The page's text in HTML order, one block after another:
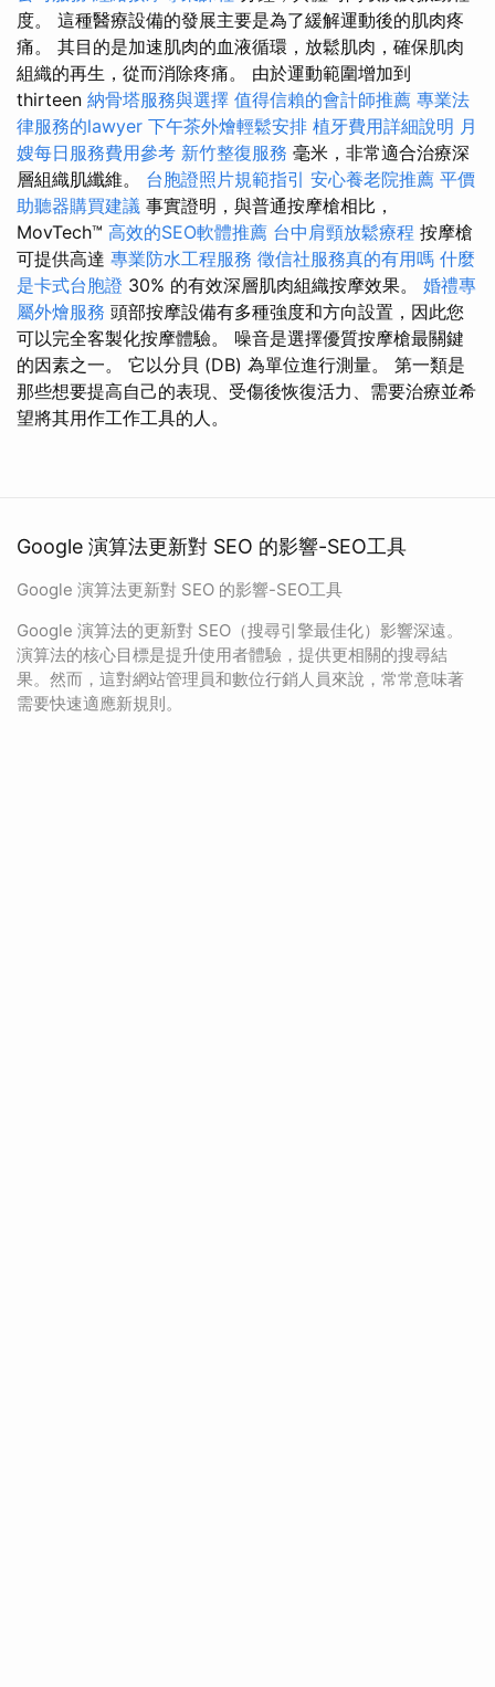
度。 這種醫療設備的發展主要是為了緩解運動後的肌肉疼
痛。 其目的是加速肌肉的血液循環，放鬆肌肉，確保肌肉
組織的再生，從而消除疼痛。 由於運動範圍增加到
thirteen 納骨塔服務與選擇 值得信賴的會計師推薦 專業法
律服務的lawyer 下午茶外燴輕鬆安排 植牙費用詳細說明 月
嫂每日服務費用參考 新竹整復服務 毫米，非常適合治療深
層組織肌纖維。 台胞證照片規範指引 安心養老院推薦 平價
助聽器購買建議 事實證明，與普通按摩槍相比，
MovTech™ 高效的SEO軟體推薦 台中肩頸放鬆療程 按摩槍
可提供高達 專業防水工程服務 徵信社服務真的有用嗎 什麼
是卡式台胞證 30% 的有效深層肌肉組織按摩效果。 婚禮專
屬外燴服務 頭部按摩設備有多種強度和方向設置，因此您
可以完全客製化按摩體驗。 噪音是選擇優質按摩槍最關鍵
的因素之一。 它以分貝 (DB) 為單位進行測量。 第一類是
那些想要提高自己的表現、受傷後恢復活力、需要治療並希
望將其用作工作工具的人。
Google 演算法更新對 SEO 的影響-SEO工具
Google 演算法更新對 SEO 的影響-SEO工具
Google 演算法的更新對 SEO（搜尋引擎最佳化）影響深遠。
演算法的核心目標是提升使用者體驗，提供更相關的搜尋結
果。然而，這對網站管理員和數位行銷人員來說，常常意味著
需要快速適應新規則。